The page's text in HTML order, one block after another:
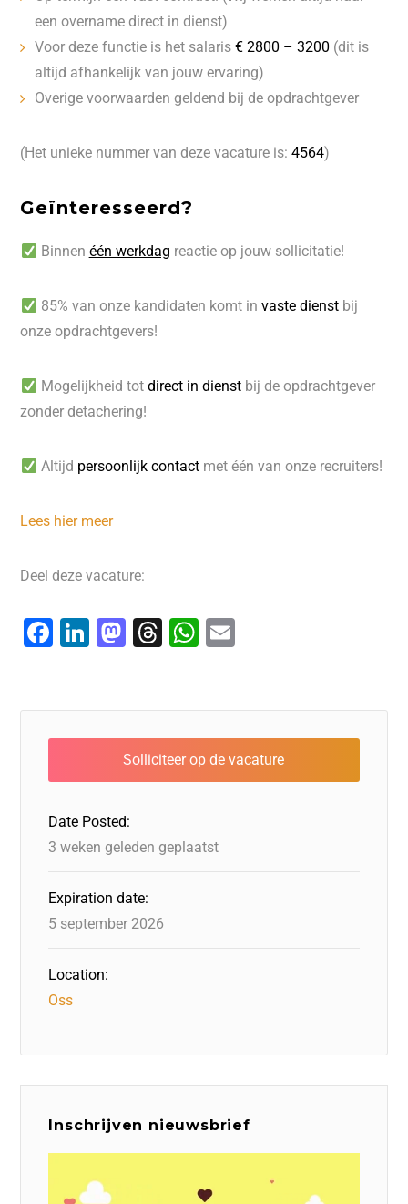
een overname direct in dienst)
Voor deze functie is het salaris€ 2800 – 3200 (dit is
altijd afhankelijk van jouw ervaring)
Overige voorwaarden geldend bij de opdrachtgever
(Het unieke nummer van deze vacature is:4564)
Geïnteresseerd?
Binnen één werkdag reactie op jouw sollicitatie!
85% van onze kandidaten komt in vaste dienstbij
onze opdrachtgevers!
Mogelijkheid tot direct in dienst bij de opdrachtgever
zonder detachering!
Altijd persoonlijk contactmet één van onze recruiters!
Lees hier meer
Deel deze vacature:
F
e
b
o
o
k
Li
e
dI
n
M
o
d
o
T
a
d
s
W
s
A
p
l
Date Posted:
3 weken geleden geplaatst
Expiration date:
5 september 2026
Location:
Oss
Inschrijven nieuwsbrief